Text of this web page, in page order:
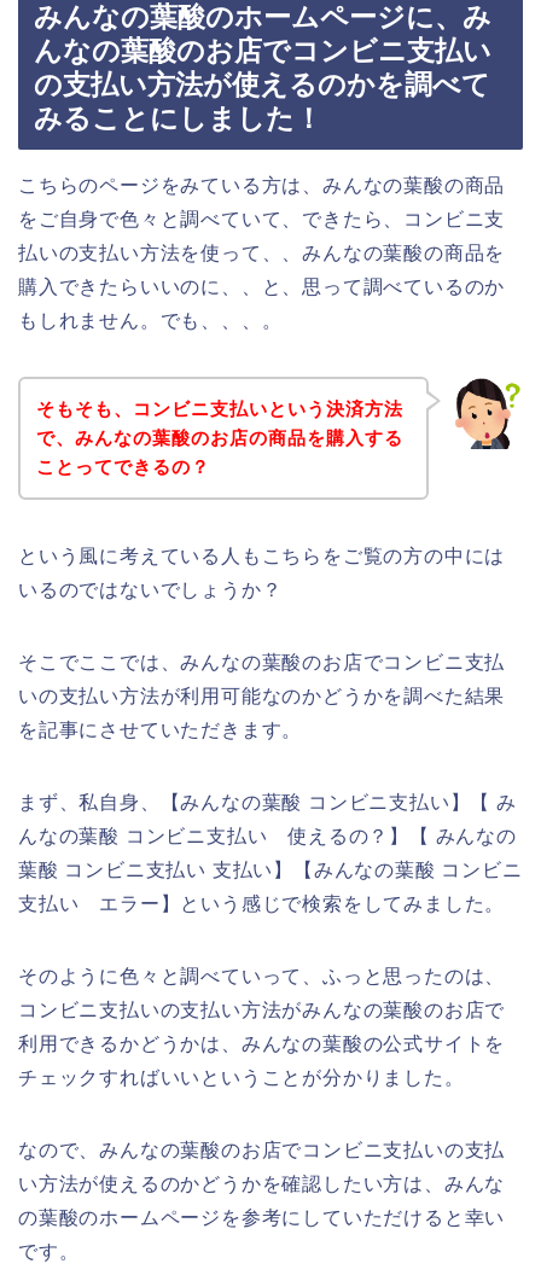
みんなの葉酸のホームページに、み
んなの葉酸のお店でコンビニ支払い
の支払い方法が使えるのかを調べて
みることにしました！
こちらのページをみている方は、みんなの葉酸の商品
をご自身で色々と調べていて、できたら、コンビニ支
払いの支払い方法を使って、、みんなの葉酸の商品を
購入できたらいいのに、、と、思って調べているのか
もしれません。でも、、、。
そもそも、コンビニ支払いという決済方法
で、みんなの葉酸のお店の商品を購入する
ことってできるの？
という風に考えている人もこちらをご覧の方の中には
いるのではないでしょうか？
そこでここでは、みんなの葉酸のお店でコンビニ支払
いの支払い方法が利用可能なのかどうかを調べた結果
を記事にさせていただきます。
まず、私自身、【みんなの葉酸 コンビニ支払い】【 み
んなの葉酸 コンビニ支払い 使えるの？】【 みんなの
葉酸 コンビニ支払い 支払い】【みんなの葉酸 コンビニ
支払い エラー】という感じで検索をしてみました。
そのように色々と調べていって、ふっと思ったのは、
コンビニ支払いの支払い方法がみんなの葉酸のお店で
利用できるかどうかは、みんなの葉酸の公式サイトを
チェックすればいいということが分かりました。
なので、みんなの葉酸のお店でコンビニ支払いの支払
い方法が使えるのかどうかを確認したい方は、みんな
の葉酸のホームページを参考にしていただけると幸い
です。